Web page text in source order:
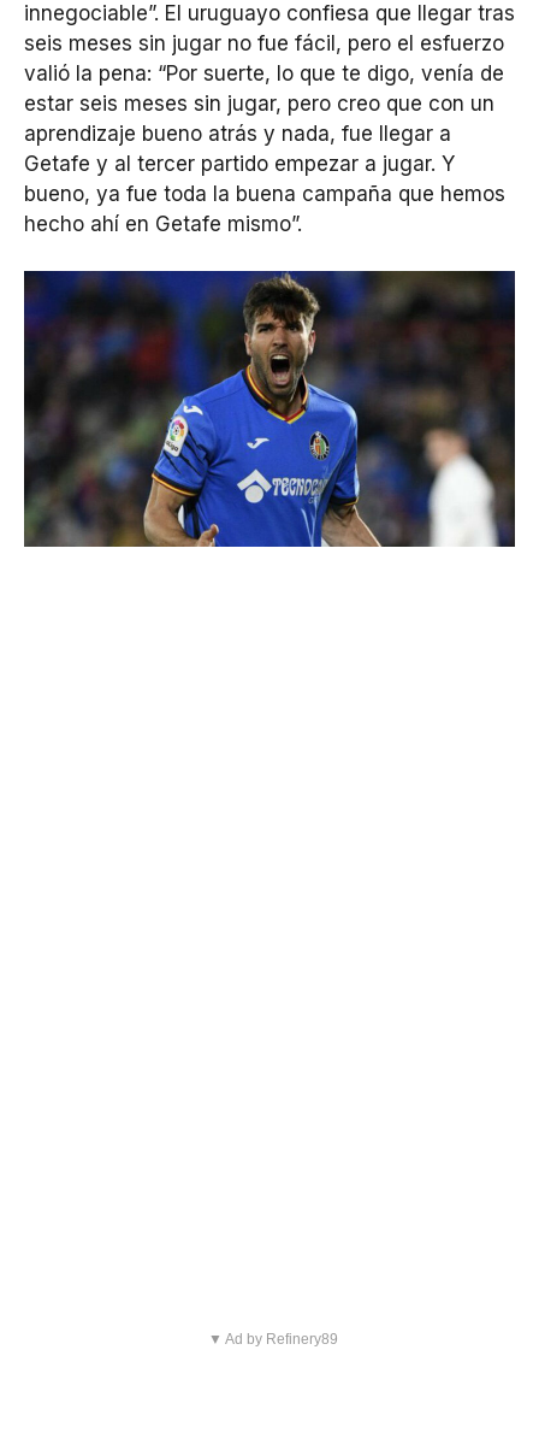
innegociable”. El uruguayo confiesa que llegar tras
seis meses sin jugar no fue fácil, pero el esfuerzo
valió la pena: “Por suerte, lo que te digo, venía de
estar seis meses sin jugar, pero creo que con un
aprendizaje bueno atrás y nada, fue llegar a
Getafe y al tercer partido empezar a jugar. Y
bueno, ya fue toda la buena campaña que hemos
hecho ahí en Getafe mismo”.
▼ Ad by Refinery89